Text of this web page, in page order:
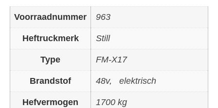
Voorraadnummer 963
Heftruckmerk Still
Type FM-X17
Brandstof 48v, elektrisch
Hefvermogen 1700 kg